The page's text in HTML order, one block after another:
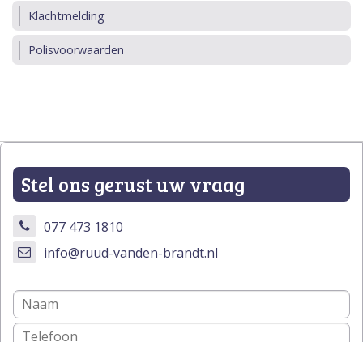
Klachtmelding
Polisvoorwaarden
Stel ons gerust uw vraag
077 473 1810
info@ruud-vanden-brandt.nl